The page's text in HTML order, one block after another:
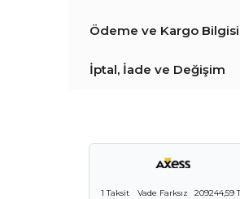
Ödeme ve Kargo Bilgisi
İptal, İade ve Değişim
1 Taksit Vade Farksız
209244,59